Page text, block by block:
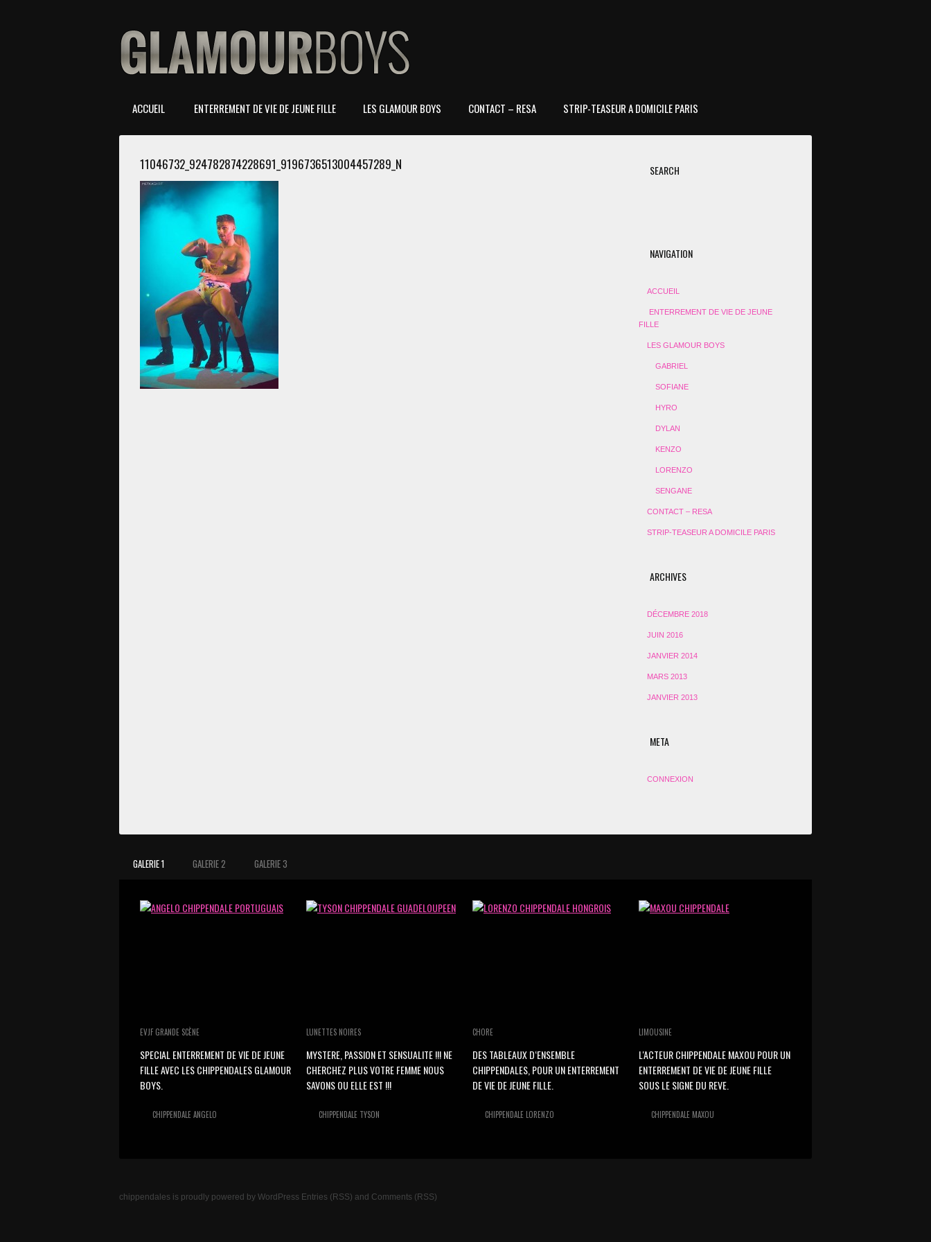
ACCUEIL ENTERREMENT DE VIE DE JEUNE FILLE LES GLAMOUR BOYS CONTACT – RESA STRIP-TEASEUR A DOMICILE PARIS
11046732_924782874228691_9196736513004457289_N SEARCH
NAVIGATION
ACCUEIL
ENTERREMENT DE VIE DE JEUNE
FILLE
LES GLAMOUR BOYS
GABRIEL
SOFIANE
HYRO
DYLAN
KENZO
LORENZO
SENGANE
CONTACT – RESA
STRIP-TEASEUR A DOMICILE PARIS
ARCHIVES
DÉCEMBRE 2018
JUIN 2016
JANVIER 2014
MARS 2013
JANVIER 2013
META
CONNEXION
GALERIE 1 GALERIE 2 GALERIE 3
EVJF GRANDE SCÈNE
SPECIAL ENTERREMENT DE VIE DE JEUNE
FILLE AVEC LES CHIPPENDALES GLAMOUR
BOYS.
CHIPPENDALE ANGELO
LUNETTES NOIRES
MYSTERE, PASSION ET SENSUALITE !!! NE
CHERCHEZ PLUS VOTRE FEMME NOUS
SAVONS OU ELLE EST !!!
CHIPPENDALE TYSON
CHORE
DES TABLEAUX D‘ENSEMBLE
CHIPPENDALES, POUR UN ENTERREMENT
DE VIE DE JEUNE FILLE.
CHIPPENDALE LORENZO
LIMOUSINE
L'ACTEUR CHIPPENDALE MAXOU POUR UN
ENTERREMENT DE VIE DE JEUNE FILLE
SOUS LE SIGNE DU REVE.
CHIPPENDALE MAXOU
chippendales is proudly powered by WordPress Entries (RSS) and Comments (RSS)